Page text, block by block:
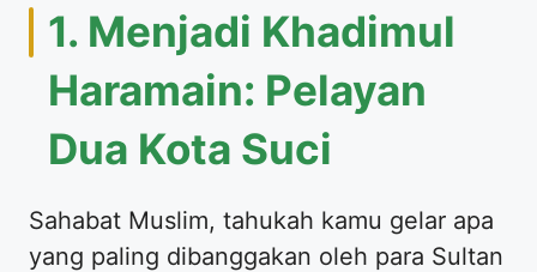
​1. Menjadi Khadimul
Haramain: Pelayan
Dua Kota Suci
​Sahabat Muslim, tahukah kamu gelar apa
yang paling dibanggakan oleh para Sultan